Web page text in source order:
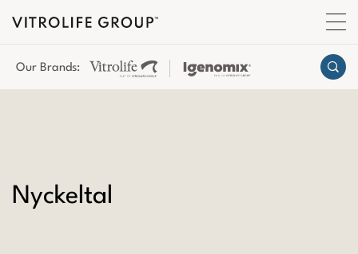
Our Brands:
Nyckeltal